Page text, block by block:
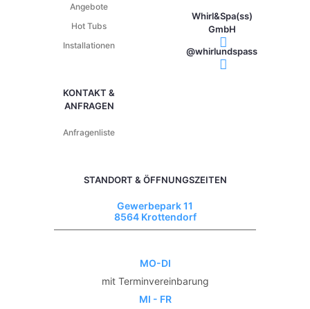
Angebote
Hot Tubs
Installationen
KONTAKT &
ANFRAGEN
Anfragenliste
Whirl&Spa(ss)
GmbH
@whirlundspass
STANDORT & ÖFFNUNGSZEITEN
Gewerbepark 11
8564 Krottendorf
MO-DI
mit Terminvereinbarung
MI - FR